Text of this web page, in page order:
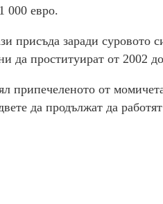
000 евро.
присъда заради суровото
да проституират от 2002
припечеленото от
да продължат да